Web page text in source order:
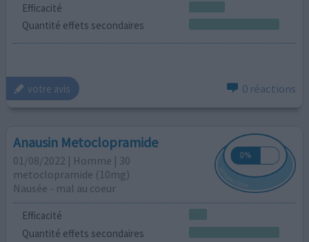
Efficacité
Quantité effets secondaires
votre avis 0 réactions
Anausin Metoclopramide
01/08/2022 | Homme | 30
metoclopramide (10mg)
Nausée - mal au coeur
Efficacité
Quantité effets secondaires